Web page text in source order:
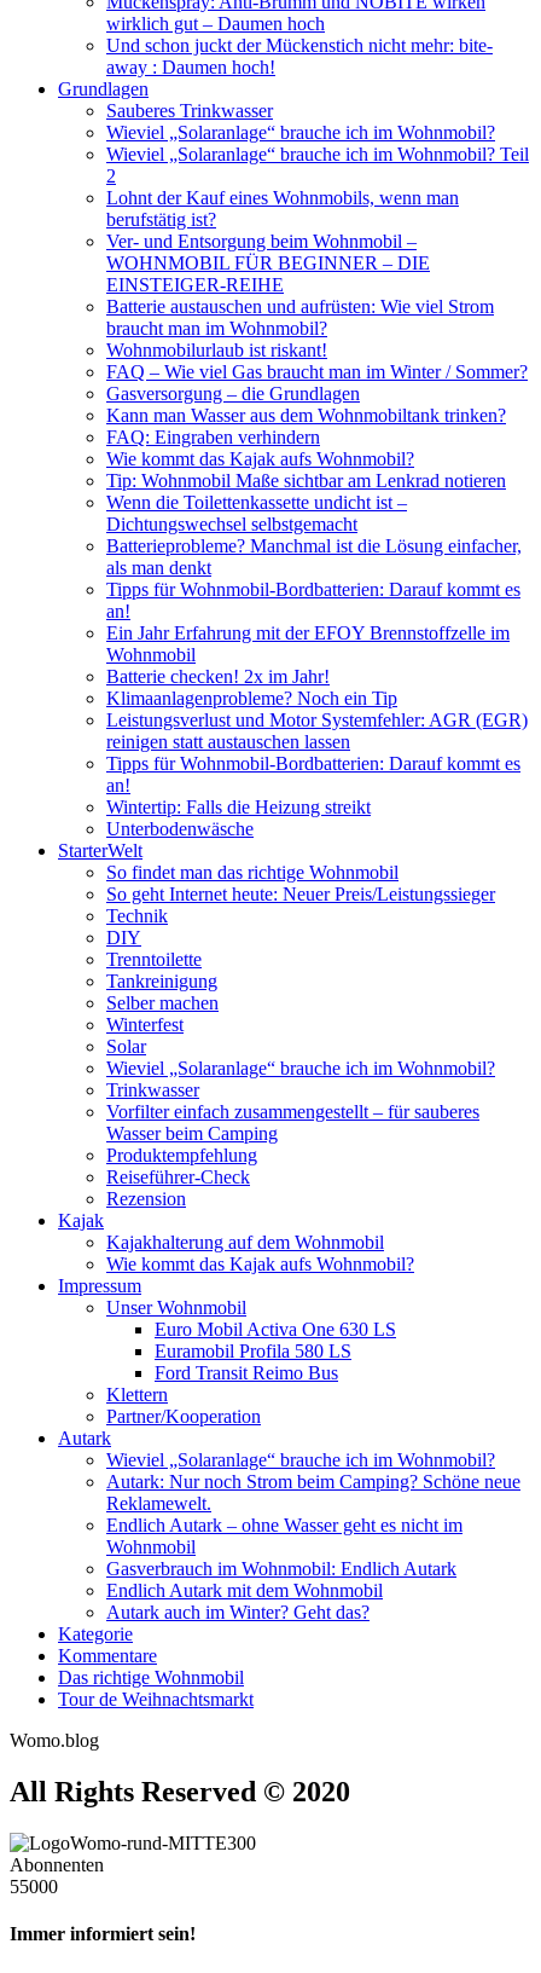
wirklich gut – Daumen hoch
Und schon juckt der Mückenstich nicht mehr: bite-
away : Daumen hoch!
Grundlagen
Sauberes Trinkwasser
Wieviel „Solaranlage“ brauche ich im Wohnmobil?
Wieviel „Solaranlage“ brauche ich im Wohnmobil? Teil
2
Lohnt der Kauf eines Wohnmobils, wenn man
berufstätig ist?
Ver- und Entsorgung beim Wohnmobil –
WOHNMOBIL FÜR BEGINNER – DIE
EINSTEIGER-REIHE
Batterie austauschen und aufrüsten: Wie viel Strom
braucht man im Wohnmobil?
Wohnmobilurlaub ist riskant!
FAQ – Wie viel Gas braucht man im Winter / Sommer?
Gasversorgung – die Grundlagen
Kann man Wasser aus dem Wohnmobiltank trinken?
FAQ: Eingraben verhindern
Wie kommt das Kajak aufs Wohnmobil?
Tip: Wohnmobil Maße sichtbar am Lenkrad notieren
Wenn die Toilettenkassette undicht ist –
Dichtungswechsel selbstgemacht
Batterieprobleme? Manchmal ist die Lösung einfacher,
als man denkt
Tipps für Wohnmobil-Bordbatterien: Darauf kommt es
an!
Ein Jahr Erfahrung mit der EFOY Brennstoffzelle im
Wohnmobil
Batterie checken! 2x im Jahr!
Klimaanlagenprobleme? Noch ein Tip
Leistungsverlust und Motor Systemfehler: AGR (EGR)
reinigen statt austauschen lassen
Tipps für Wohnmobil-Bordbatterien: Darauf kommt es
an!
Wintertip: Falls die Heizung streikt
Unterbodenwäsche
StarterWelt
So findet man das richtige Wohnmobil
So geht Internet heute: Neuer Preis/Leistungssieger
Technik
DIY
Trenntoilette
Tankreinigung
Selber machen
Winterfest
Solar
Wieviel „Solaranlage“ brauche ich im Wohnmobil?
Trinkwasser
Vorfilter einfach zusammengestellt – für sauberes
Wasser beim Camping
Produktempfehlung
Reiseführer-Check
Rezension
Kajak
Kajakhalterung auf dem Wohnmobil
Wie kommt das Kajak aufs Wohnmobil?
Impressum
Unser Wohnmobil
Euro Mobil Activa One 630 LS
Euramobil Profila 580 LS
Ford Transit Reimo Bus
Klettern
Partner/Kooperation
Autark
Wieviel „Solaranlage“ brauche ich im Wohnmobil?
Autark: Nur noch Strom beim Camping? Schöne neue
Reklamewelt.
Endlich Autark – ohne Wasser geht es nicht im
Wohnmobil
Gasverbrauch im Wohnmobil: Endlich Autark
Endlich Autark mit dem Wohnmobil
Autark auch im Winter? Geht das?
Kategorie
Kommentare
Das richtige Wohnmobil
Tour de Weihnachtsmarkt
Womo.blog
All Rights Reserved © 2020
Abonnenten
55000
Immer informiert sein!